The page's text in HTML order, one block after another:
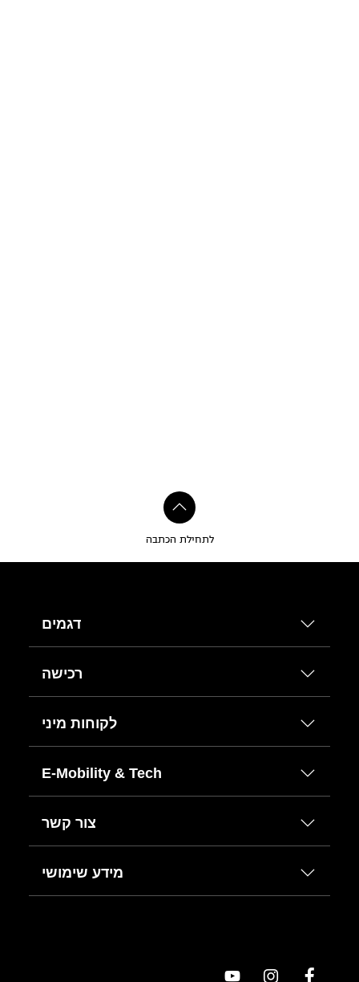
לתחילת הכתבה
דגמים
רכישה
לקוחות מיני
E-Mobility & Tech
צור קשר
מידע שימושי